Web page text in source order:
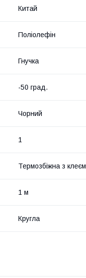
Китай
Поліолефін
Гнучка
-50 град.
Чорний
1
Термозбіжна з клеєм
1 м
Кругла